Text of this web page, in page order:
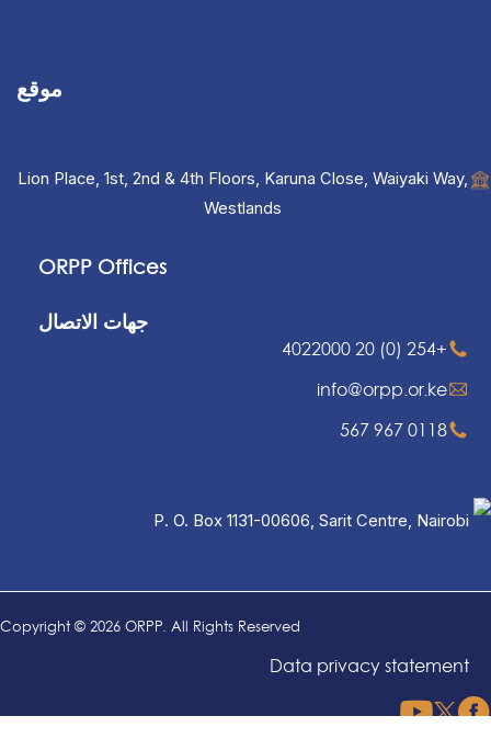
موقع
Lion Place, 1st, 2nd & 4th Floors, Karuna Close, Waiyaki Way,
Westlands
ORPP Offices
جهات الاتصال
+254 (0) 20 4022000
info@orpp.or.ke
0118 967 567
P. O. Box 1131-00606, Sarit Centre, Nairobi
Copyright © 2026 ORPP. All Rights Reserved
Data privacy statement